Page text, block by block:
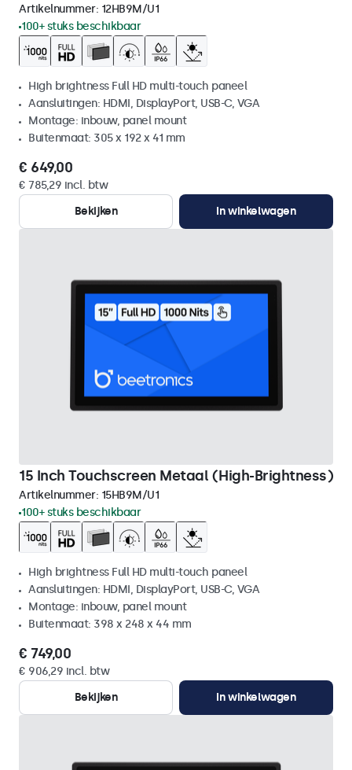
Artikelnummer: 12HB9M/U1
100+ stuks beschikbaar
High brightness Full HD multi-touch paneel
Aansluitingen: HDMI, DisplayPort, USB-C, VGA
Montage: inbouw, panel mount
Buitenmaat: 305 x 192 x 41 mm
€ 649,00
€ 785,29 incl. btw
Bekijken
In winkelwagen
15 Inch Touchscreen Metaal (High-Brightness)
Artikelnummer: 15HB9M/U1
100+ stuks beschikbaar
High brightness Full HD multi-touch paneel
Aansluitingen: HDMI, DisplayPort, USB-C, VGA
Montage: inbouw, panel mount
Buitenmaat: 398 x 248 x 44 mm
€ 749,00
€ 906,29 incl. btw
Bekijken
In winkelwagen